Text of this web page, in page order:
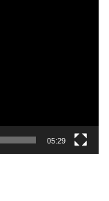
05:29